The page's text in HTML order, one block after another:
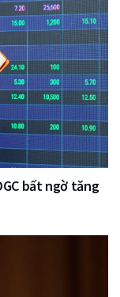
bất ngờ tăng